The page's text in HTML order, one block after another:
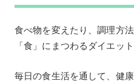
食べ物を変えたり、調理方
「食」にまつわるダイエッ
毎日の食生活を通して、健